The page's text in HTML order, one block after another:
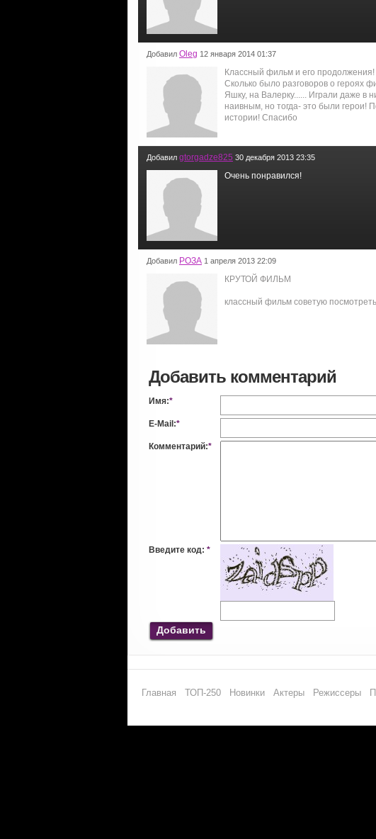
Добавил Oleg 12 января 2014 01:37
Классный фильм и его
Сколько было разговоров о героях
Яшку, на Валерку...... Играли даже в
наивным, но тогда- это были герои!
истории! Спасибо
Добавил gtorgadze825 30 декабря 2013 23:35
Очень понравился!
Добавил РОЗА 1 апреля 2013 22:09
КРУТОЙ ФИЛЬМ
классный фильм советую
Добавить комментарий
Имя:*
E-Mail:*
Комментарий:*
Введите код: *
Добавить
Главная ТОП-250 Новинки Актеры Режиссеры